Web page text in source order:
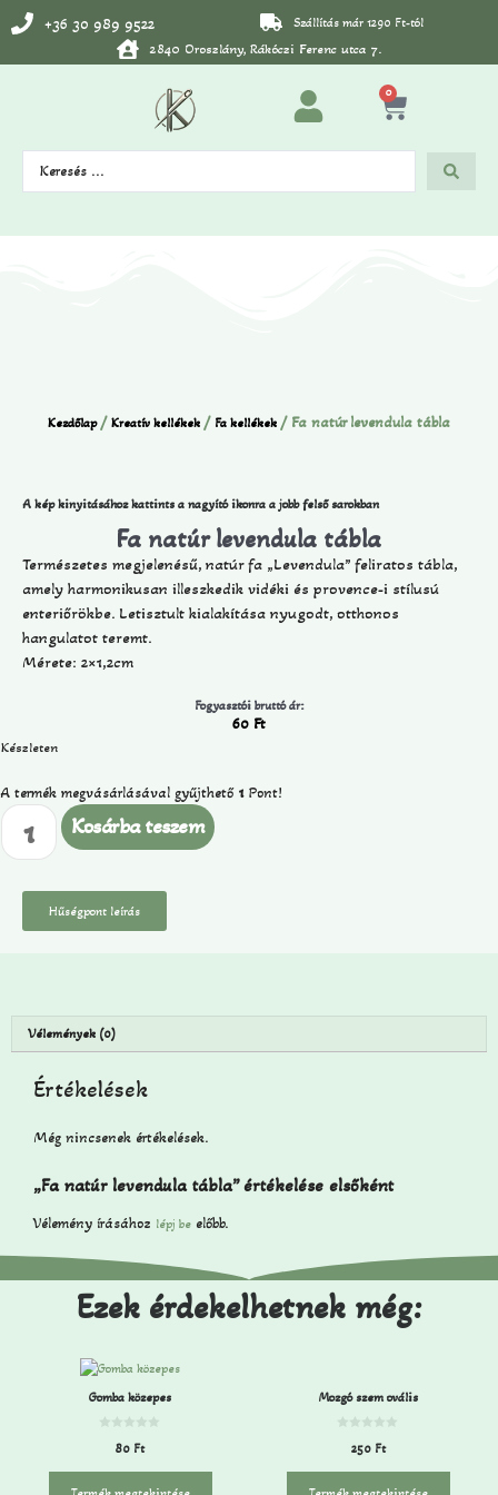
+36 30 989 9522 Szállítás már 1290 Ft-tól
2840 Oroszlány, Rákóczi Ferenc utca 7.
0
Kezdőlap/ Kreatív kellékek / Fa kellékek / Fa natúr levendula tábla
A kép kinyitásához kattints a nagyító ikonra a jobb felső sarokban
Fa natúr levendula tábla
Természetes megjelenésű, natúr fa „Levendula” feliratos tábla,
amely harmonikusan illeszkedik vidéki és provence-i stílusú
enteriőrökbe. Letisztult kialakítása nyugodt, otthonos
hangulatot teremt.
Mérete: 2×1,2cm
Fogyasztói bruttó ár:
60 Ft
Készleten
A termék megvásárlásával gyűjthető 1 Pont!
Kosárba teszem
Hűségpont leírás
Vélemények (0)
Értékelések
Még nincsenek értékelések.
„Fa natúr levendula tábla” értékelése elsőként
Vélemény írásához lépj be előbb.
Ezek érdekelhetnek még:
Gomba közepes
5
80 Ft
Mozgó szem ovális
5
250 Ft